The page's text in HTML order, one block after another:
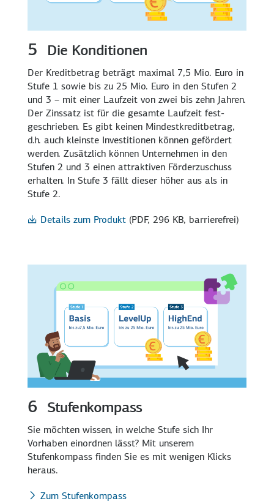
5 Die Konditionen
Der Kreditbetrag beträgt maximal 7,5 Mio. Euro in
Stufe 1 sowie bis zu 25 Mio. Euro in den Stufen 2
und 3 – mit einer Laufzeit von zwei bis zehn Jahren.
Der Zinssatz ist für die gesamte Laufzeit fest­
geschrie­ben. Es gibt keinen Mindest­kreditbetrag,
d.h. auch kleinste Investitionen können gefördert
werden. Zusätzlich können Unternehmen in den
Stufen 2 und 3 einen attraktiven Förder­zuschuss
erhalten. In Stufe 3 fällt dieser höher aus als in
Stufe 2.
Details zum Produkt (PDF, 296 KB, barrierefrei)
6 Stufenkompass
Sie möchten wissen, in welche Stufe sich Ihr
Vorhaben einordnen lässt? Mit unserem
Stufenkompass finden Sie es mit wenigen Klicks
heraus.
Zum Stufenkompass